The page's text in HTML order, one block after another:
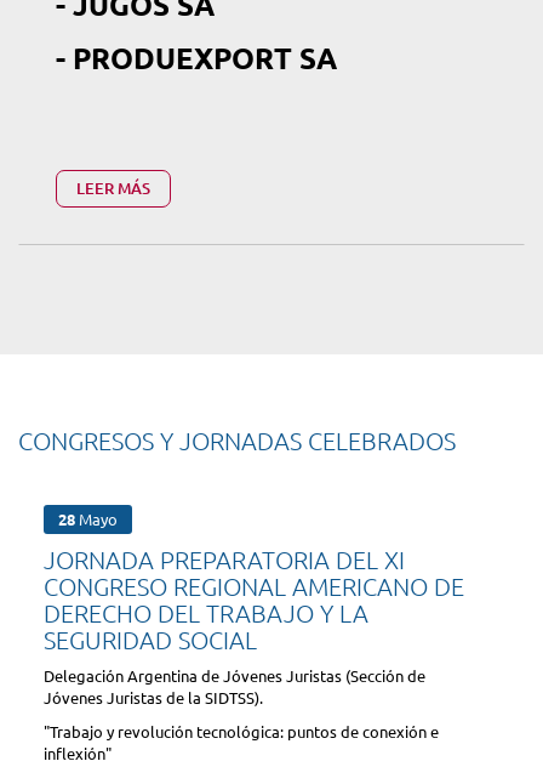
- PRODUEXPORT SA
LEER MÁS
CONGRESOS Y JORNADAS CELEBRADOS
28 Mayo
JORNADA PREPARATORIA DEL XI
CONGRESO REGIONAL AMERICANO DE
DERECHO DEL TRABAJO Y LA
SEGURIDAD SOCIAL
Delegación Argentina de Jóvenes Juristas (Sección de
Jóvenes Juristas de la SIDTSS).
"Trabajo y revolución tecnológica: puntos de conexión e
inflexión"